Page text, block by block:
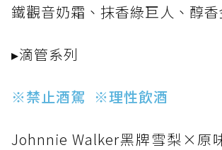
鐵觀音奶霜、抹香綠巨人、醇
▸滴管系列
※禁止酒駕 ※理性飲酒
Johnnie Walker黑牌雪梨×原